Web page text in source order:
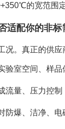
的宽范围
适配你的非标
况。真正的供应
验室空间、样品
流量、压力控制
防爆、洁净、电